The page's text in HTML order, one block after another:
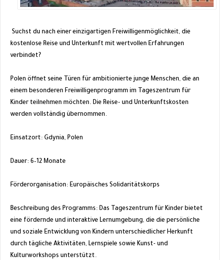
Suchst du nach einer einzigartigen Freiwilligenmöglichkeit, die
kostenlose Reise und Unterkunft mit wertvollen Erfahrungen
verbindet?
Polen öffnet seine Türen für ambitionierte junge Menschen, die an
einem besonderen Freiwilligenprogramm im Tageszentrum für
Kinder teilnehmen möchten. Die Reise- und Unterkunftskosten
werden vollständig übernommen.
Einsatzort: Gdynia, Polen
Dauer: 6–12 Monate
Förderorganisation: Europäisches Solidaritätskorps
Beschreibung des Programms: Das Tageszentrum für Kinder bietet
eine fördernde und interaktive Lernumgebung, die die persönliche
und soziale Entwicklung von Kindern unterschiedlicher Herkunft
durch tägliche Aktivitäten, Lernspiele sowie Kunst- und
Kulturworkshops unterstützt.